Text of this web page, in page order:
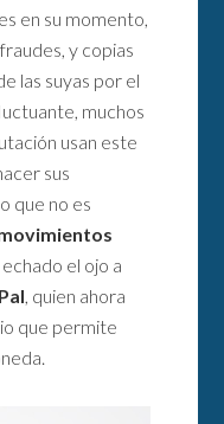
en su momento,
y copias
las suyas por el
muchos
usan este
sus
que no es
el ojo a
, quien ahora
que permite